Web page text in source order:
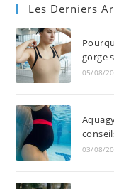
Les Derniers
gorge
05/08/
03/08/